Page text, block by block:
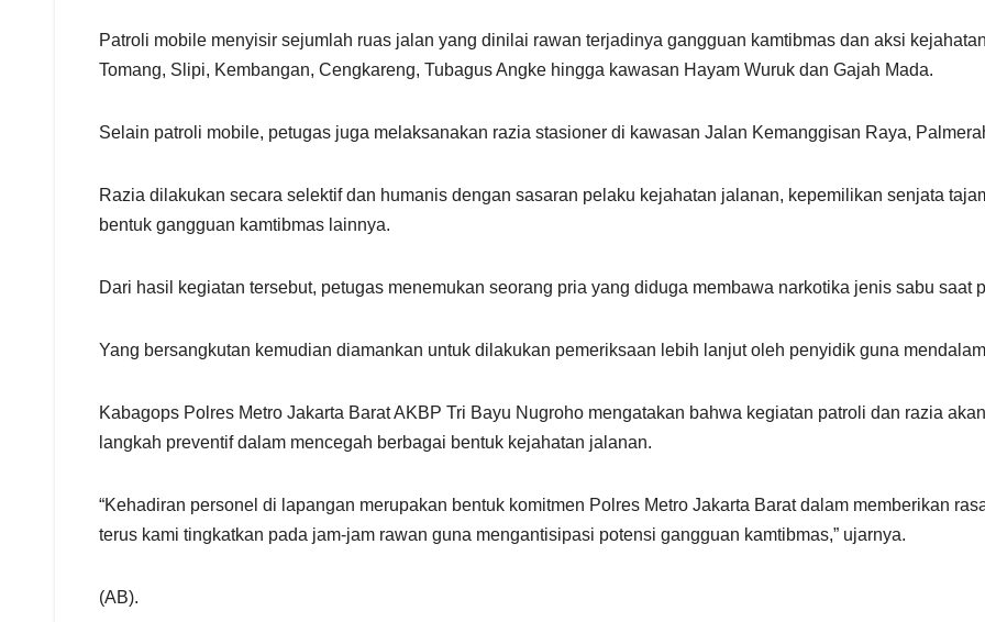
Patroli mobile menyisir sejumlah ruas jalan yang dinilai rawan terjadinya gangguan kamtibmas dan aksi
Tomang, Slipi, Kembangan, Cengkareng, Tubagus Angke hingga kawasan Hayam Wuruk dan Gajah Mada.
Selain patroli mobile, petugas juga melaksanakan razia stasioner di kawasan Jalan Kemanggisan Raya,
Razia dilakukan secara selektif dan humanis dengan sasaran pelaku kejahatan jalanan, kepemilikan senjata
bentuk gangguan kamtibmas lainnya.
Dari hasil kegiatan tersebut, petugas menemukan seorang pria yang diduga membawa narkotika jenis sabu saat
Yang bersangkutan kemudian diamankan untuk dilakukan pemeriksaan lebih lanjut oleh penyidik guna
Kabagops Polres Metro Jakarta Barat AKBP Tri Bayu Nugroho mengatakan bahwa kegiatan patroli dan razia
langkah preventif dalam mencegah berbagai bentuk kejahatan jalanan.
“Kehadiran personel di lapangan merupakan bentuk komitmen Polres Metro Jakarta Barat dalam memberikan
terus kami tingkatkan pada jam-jam rawan guna mengantisipasi potensi gangguan kamtibmas,” ujarnya.
(AB).